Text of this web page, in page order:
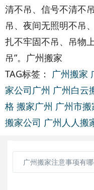
清不吊、信号不清不
吊、夜间无照明不吊
扎不牢固不吊、吊物
吊”。广州搬家
TAG标签： 广州搬家
家公司广州 广州白云
格 搬家广州 广州市搬
搬家公司 广州人人搬
广州搬家注意事项有